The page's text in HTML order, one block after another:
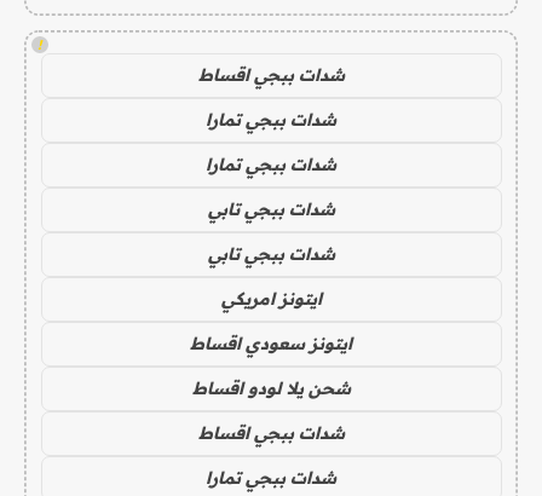
!
شدات ببجي اقساط
شدات ببجي تمارا
شدات ببجي تمارا
شدات ببجي تابي
شدات ببجي تابي
ايتونز امريكي
ايتونز سعودي اقساط
شحن يلا لودو اقساط
شدات ببجي اقساط
شدات ببجي تمارا